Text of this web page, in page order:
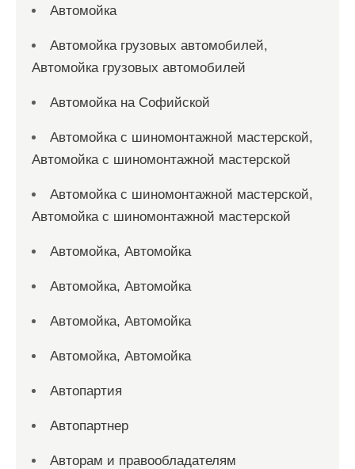
Автомойка
Автомойка грузовых автомобилей,
Автомойка грузовых автомобилей
Автомойка на Софийской
Автомойка с шиномонтажной мастерской,
Автомойка с шиномонтажной мастерской
Автомойка с шиномонтажной мастерской,
Автомойка с шиномонтажной мастерской
Автомойка, Автомойка
Автомойка, Автомойка
Автомойка, Автомойка
Автомойка, Автомойка
Автопартия
Автопартнер
Авторам и правообладателям